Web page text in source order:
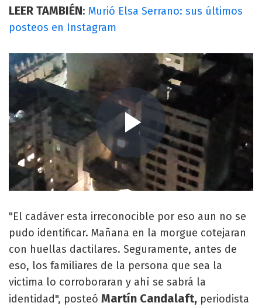
LEER TAMBIÉN: Murió Elsa Serrano: sus últimos
posteos en Instagram
"El cadáver esta irreconocible por eso aun no se
pudo identificar. Mañana en la morgue cotejaran
con huellas dactilares. Seguramente, antes de
eso, los familiares de la persona que sea la
victima lo corroboraran y ahí se sabrá la
identidad", posteó Martín Candalaft, periodista